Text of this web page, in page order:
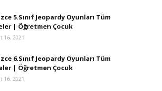
5.Sınıf Jeopardy Oyunları Tüm
| Öğretmen Çocuk
16, 2021
6.Sınıf Jeopardy Oyunları Tüm
| Öğretmen Çocuk
16, 2021